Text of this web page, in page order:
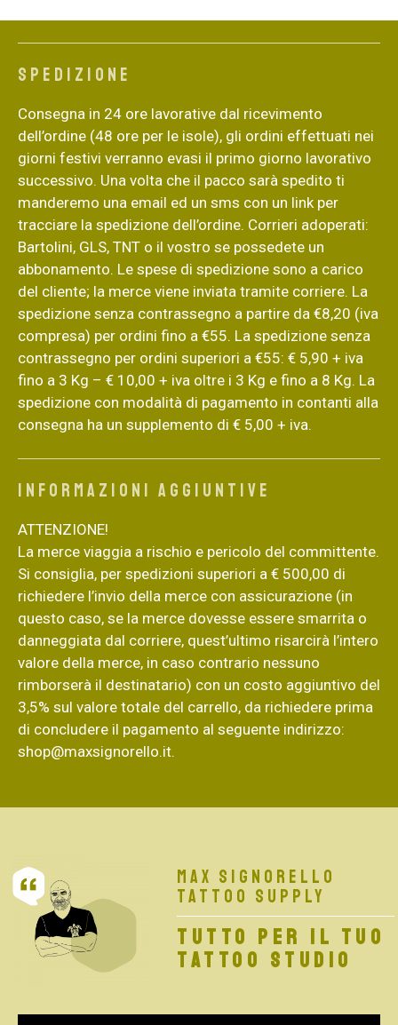
Spedizione
Consegna in 24 ore lavorative dal ricevimento
dell’ordine (48 ore per le isole), gli ordini effettuati nei
giorni festivi verranno evasi il primo giorno lavorativo
successivo. Una volta che il pacco sarà spedito ti
manderemo una email ed un sms con un link per
tracciare la spedizione dell’ordine. Corrieri adoperati:
Bartolini, GLS, TNT o il vostro se possedete un
abbonamento. Le spese di spedizione sono a carico
del cliente; la merce viene inviata tramite corriere. La
spedizione senza contrassegno a partire da €8,20 (iva
compresa) per ordini fino a €55. La spedizione senza
contrassegno per ordini superiori a €55: € 5,90 + iva
fino a 3 Kg – € 10,00 + iva oltre i 3 Kg e fino a 8 Kg. La
spedizione con modalità di pagamento in contanti alla
consegna ha un supplemento di € 5,00 + iva.
Informazioni aggiuntive
ATTENZIONE!
La merce viaggia a rischio e pericolo del committente.
Si consiglia, per spedizioni superiori a € 500,00 di
richiedere l’invio della merce con assicurazione (in
questo caso, se la merce dovesse essere smarrita o
danneggiata dal corriere, quest’ultimo risarcirà l’intero
valore della merce, in caso contrario nessuno
rimborserà il destinatario) con un costo aggiuntivo del
3,5% sul valore totale del carrello, da richiedere prima
di concludere il pagamento al seguente indirizzo:
shop@maxsignorello.it.
Max Signorello
Tattoo Supply
TUTTO PER IL TUO
TATTOO STUDIO